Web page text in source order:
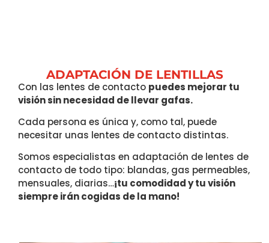
ADAPTACIÓN DE LENTILLAS
Con las lentes de contacto puedes mejorar tu
visión sin necesidad de llevar gafas.
Cada persona es única y, como tal, puede
necesitar unas lentes de contacto distintas.
Somos especialistas en adaptación de lentes de
contacto de todo tipo: blandas, gas permeables,
mensuales, diarias…¡tu comodidad y tu visión
siempre irán cogidas de la mano!